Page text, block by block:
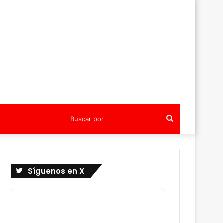
por
Síguenos en X